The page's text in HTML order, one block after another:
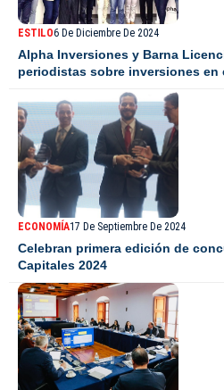
ESTILO6 De Diciembre De 2024
Alpha Inversiones y Barna
periodistas sobre inversiones en
ECONOMÍA17 De Septiembre De 2024
Celebran primera edición de
Capitales 2024